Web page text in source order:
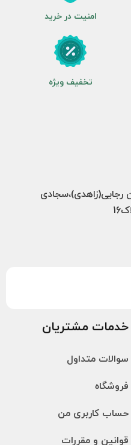
امنیت در خرید
تخفیف ویژه
رجایی(زاهدی)،سجادی
خدمات مشتریان
سوالات متداول
فروشگاه
حساب کاربری من
قوانین و مقررات